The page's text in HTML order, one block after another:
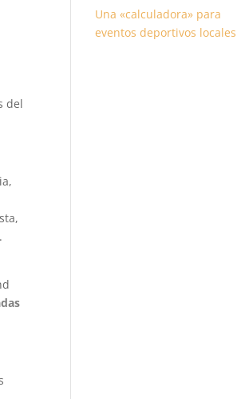
del
Una «calculadora» para
eventos deportivos locales